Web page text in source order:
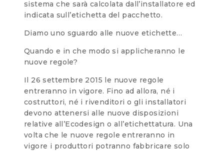
sistema che sarà calcolata dall’installatore ed
indicata sull’etichetta del pacchetto.
Diamo uno sguardo alle nuove etichette…
Quando e in che modo si applicheranno le
nuove regole?
Il 26 settembre 2015 le nuove regole
entreranno in vigore. Fino ad allora, né i
costruttori, né i rivenditori o gli installatori
devono attenersi alle nuove disposizioni
relative all’Ecodesign o all’etichettatura. Una
volta che le nuove regole entreranno in
vigore i produttori potranno fabbricare solo